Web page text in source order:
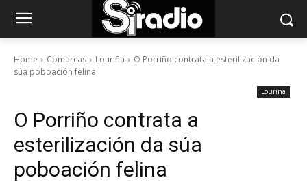
Home Comarcas Louriña
O Porriño contrata a esterilización da
súa poboación felina
Louriña
O Porriño contrata a
esterilización da súa
poboación felina